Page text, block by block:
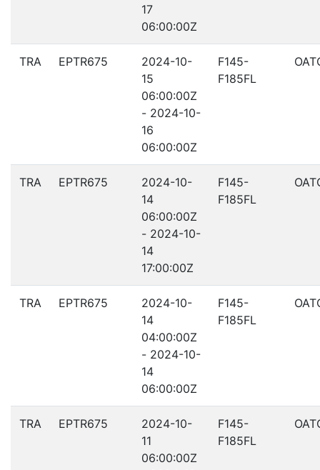
17
06:00:00Z
TRA EPTR675
2024-10-
15
06:00:00Z
- 2024-10-
16
06:00:00Z
F145-
F185FL
TRA EPTR675
2024-10-
14
06:00:00Z
- 2024-10-
14
17:00:00Z
F145-
F185FL
TRA EPTR675
2024-10-
14
04:00:00Z
- 2024-10-
14
06:00:00Z
F145-
F185FL
TRA EPTR675
2024-10-
11
06:00:00Z
F145-
F185FL